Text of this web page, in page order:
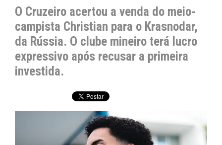
O Cruzeiro acertou a venda do meio-
campista Christian para o Krasnodar,
da Rússia. O clube mineiro terá lucro
expressivo após recusar a primeira
investida.